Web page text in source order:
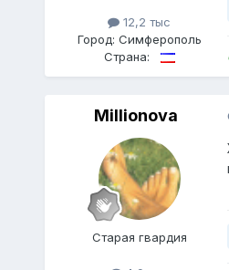
12,2 тыс
Город: Симферополь
Страна:
Millionova
Старая гвардия